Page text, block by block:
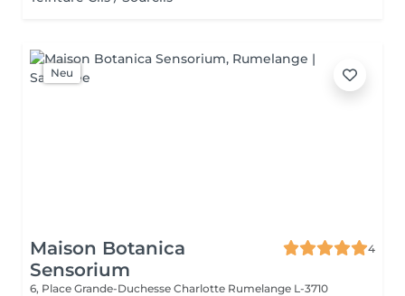
Neu
Maison Botanica
Sensorium
4
6, Place Grande-Duchesse Charlotte Rumelange L-3710